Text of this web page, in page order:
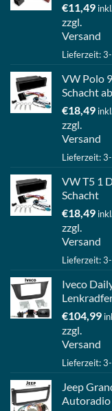
€11,49
zzgl.
Versand
Lieferzeit:
VW Polo
Schacht
€18,49
zzgl.
Versand
Lieferzeit:
VW T5 1
Schacht
€18,49
zzgl.
Versand
Lieferzeit:
Iveco
€104,99
zzgl.
Versand
Lieferzeit:
Jeep
Autoradio